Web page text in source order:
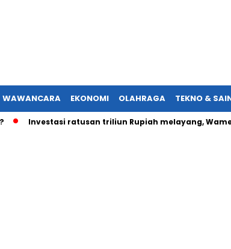
WAWANCARA EKONOMI OLAHRAGA TEKNO &
Investasi ratusan triliun Rupiah melayang,